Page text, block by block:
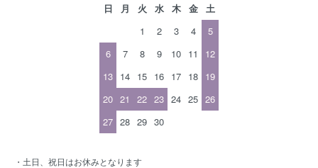
日 月 火 水 木 金
土
1
2 3 4
5
6
7 8 9 10 11
12
13 14 15 16 17 18 19
20 21 22 23 24 25 26
27 28 29 30
・土日、祝日はお休みとなります